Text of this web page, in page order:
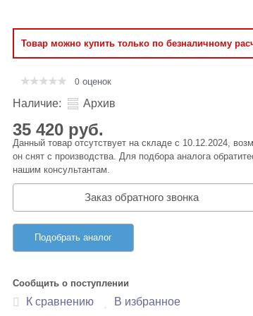
Товар можно купить только по безналичному
0 оценок
Наличие: Архив
35 420 руб.
Данный товар отсутствует на складе с 10.12.2024,
он снят с производства. Для подбора аналога
нашим консультантам.
Заказ обратного звонка
Подобрать аналог
Сообщить о поступлении
К сравнению В избранное